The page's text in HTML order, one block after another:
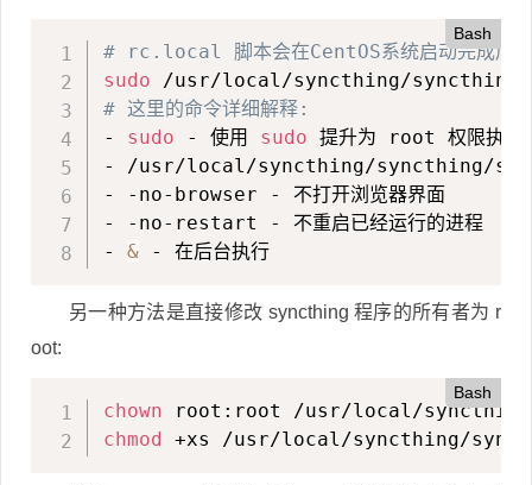
Bash
# rc.local 脚本会在CentOS系统启动完成后
sudo /usr/local/syncthing/
# 这里的命令详细解释:
- sudo - 使用 sudo 提升为 root 权限执行
- /usr/local/syncthing/syncthing/
- -no-browser - 不打开浏览器界面
- -no-restart - 不重启已经运行的进程
- & - 在后台执行
另一种方法是直接修改 syncthing 程序的所有者为 r
oot:
Bash
chown
chmod +xs /usr/local/syncthing/